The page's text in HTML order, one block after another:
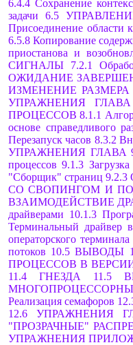
6.4.4 Сохранение
задачи
6.5
Присоединение области
6.5.8 Копирование
приостанова и
СИГНАЛЫ
7.2.1
ОЖИДАНИЕ
ИЗМЕНЕНИЕ
УПРАЖНЕНИЯ
ПРОЦЕССОВ 8.1.1
основе справедливого
Перезапуск часов 8.3.2
УПРАЖНЕНИЯ ГЛАВА
процессов 9.1.3
"Сборщик" страниц 9.2.3
СО СВОПИНГОМ И
ВЗАИМОДЕЙСТВИЕ
драйверами 10.1.3
Терминальный драйвер
операторского терминала
потоков 10.5 ВЫВОДЫ
ПРОЦЕССОВ В
11.4 ГНЕЗДА
11.5
Реализация семафоров
12.6 УПРАЖНЕНИЯ
"ПРОЗРАЧНЫЕ"
УПРАЖНЕНИЯ